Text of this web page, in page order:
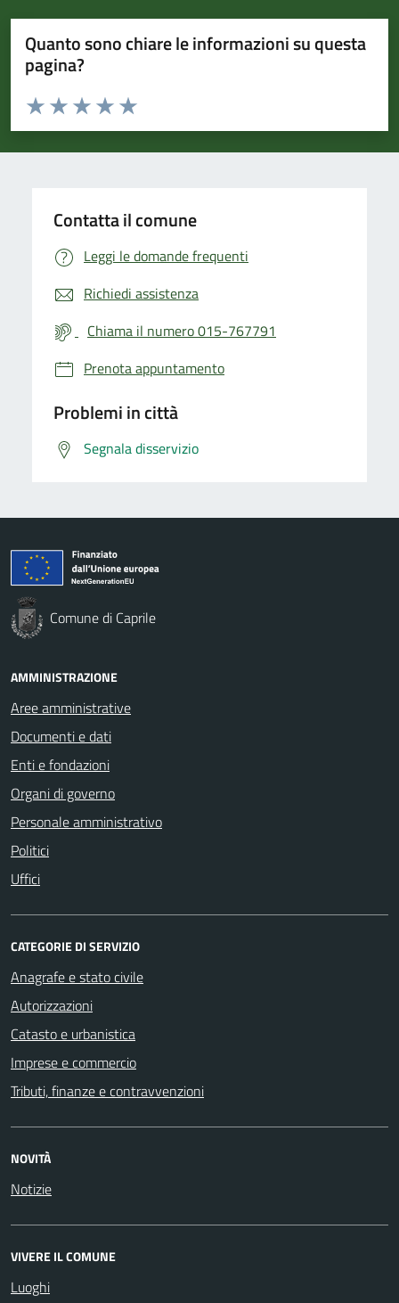
Quanto sono chiare le informazioni su questa
pagina?
Valuta da 1 a 5 stelle la pagina
Valuta 5 stelle su 5
Valuta 4 stelle su 5
Valuta 3 stelle su 5
Valuta 2 stelle su 5
Valuta 1 stelle su 5
Contatta il comune
Leggi le domande frequenti
Richiedi assistenza
Chiama il numero 015-767791
Prenota appuntamento
Problemi in città
Segnala disservizio
Comune di Caprile
AMMINISTRAZIONE
Aree amministrative
Documenti e dati
Enti e fondazioni
Organi di governo
Personale amministrativo
Politici
Uffici
CATEGORIE DI SERVIZIO
Anagrafe e stato civile
Autorizzazioni
Catasto e urbanistica
Imprese e commercio
Tributi, finanze e contravvenzioni
NOVITÀ
Notizie
VIVERE IL COMUNE
Luoghi